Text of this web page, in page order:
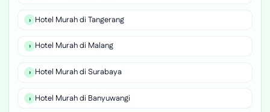
Hotel Murah di Tangerang
Hotel Murah di Malang
Hotel Murah di Surabaya
Hotel Murah di Banyuwangi